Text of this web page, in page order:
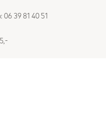
39 81 40 51